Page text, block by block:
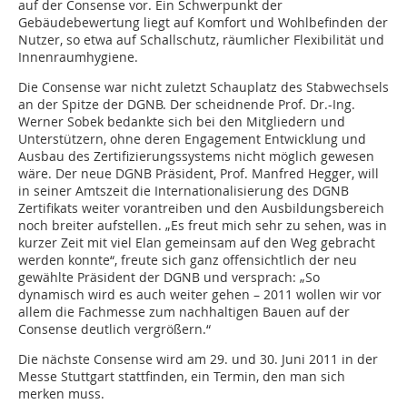
auf der Consense vor. Ein Schwerpunkt der
Gebäudebewertung liegt auf Komfort und Wohlbefinden der
Nutzer, so etwa auf Schallschutz, räumlicher Flexibilität und
Innenraumhygiene.
Die Consense war nicht zuletzt Schauplatz des Stabwechsels
an der Spitze der DGNB. Der scheidnende Prof. Dr.-Ing.
Werner Sobek bedankte sich bei den Mitgliedern und
Unterstützern, ohne deren Engagement Entwicklung und
Ausbau des Zertifizierungssystems nicht möglich gewesen
wäre. Der neue DGNB Präsident, Prof. Manfred Hegger, will
in seiner Amtszeit die Internationalisierung des DGNB
Zertifikats weiter vorantreiben und den Ausbildungsbereich
noch breiter aufstellen. „Es freut mich sehr zu sehen, was in
kurzer Zeit mit viel Elan gemeinsam auf den Weg gebracht
werden konnte“, freute sich ganz offensichtlich der neu
gewählte Präsident der DGNB und versprach: „So
dynamisch wird es auch weiter gehen – 2011 wollen wir vor
allem die Fachmesse zum nachhaltigen Bauen auf der
Consense deutlich vergrößern.“
Die nächste Consense wird am 29. und 30. Juni 2011 in der
Messe Stuttgart stattfinden, ein Termin, den man sich
merken muss.